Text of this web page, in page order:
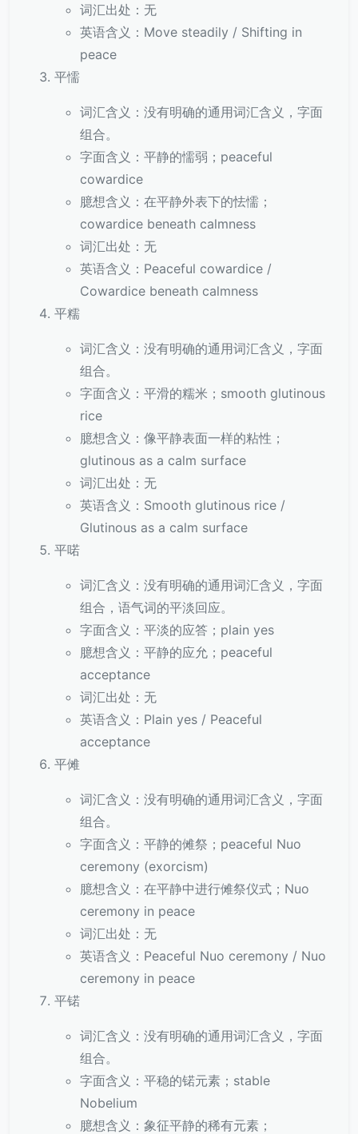
词汇出处：无
英语含义：Move steadily / Shifting in
peace
平懦
词汇含义：没有明确的通用词汇含义，字面
组合。
字面含义：平静的懦弱；peaceful
cowardice
臆想含义：在平静外表下的怯懦；
cowardice beneath calmness
词汇出处：无
英语含义：Peaceful cowardice /
Cowardice beneath calmness
平糯
词汇含义：没有明确的通用词汇含义，字面
组合。
字面含义：平滑的糯米；smooth glutinous
rice
臆想含义：像平静表面一样的粘性；
glutinous as a calm surface
词汇出处：无
英语含义：Smooth glutinous rice /
Glutinous as a calm surface
平喏
词汇含义：没有明确的通用词汇含义，字面
组合，语气词的平淡回应。
字面含义：平淡的应答；plain yes
臆想含义：平静的应允；peaceful
acceptance
词汇出处：无
英语含义：Plain yes / Peaceful
acceptance
平傩
词汇含义：没有明确的通用词汇含义，字面
组合。
字面含义：平静的傩祭；peaceful Nuo
ceremony (exorcism)
臆想含义：在平静中进行傩祭仪式；Nuo
ceremony in peace
词汇出处：无
英语含义：Peaceful Nuo ceremony / Nuo
ceremony in peace
平锘
词汇含义：没有明确的通用词汇含义，字面
组合。
字面含义：平稳的锘元素；stable
Nobelium
臆想含义：象征平静的稀有元素；